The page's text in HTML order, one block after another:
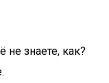
знаете, как?